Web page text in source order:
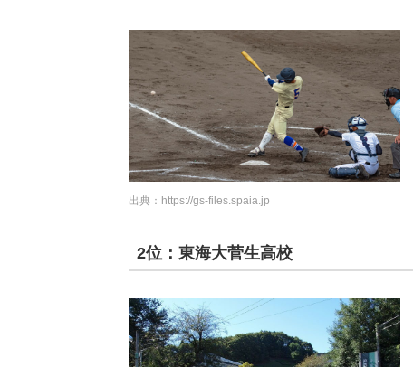
出典： https://gs-files.spaia.jp
2位：東海大菅生高校